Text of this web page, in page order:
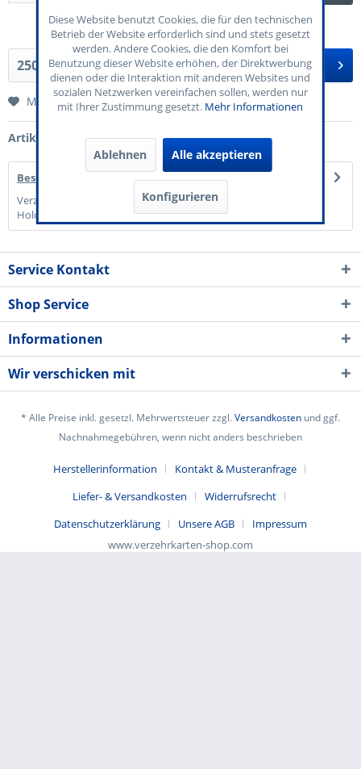
In den Warenkorb
Merken
Artikel-Nr.: 70-520-010
Beschreibung
Verzehrkarten mit Kopierschutz durch beidseitigen silbernen
Hologrammstreifen. Motiv: VIP. Für...mehr
Service Kontakt
Shop Service
Informationen
Wir verschicken mit
* Alle Preise inkl. gesetzl. Mehrwertsteuer zzgl.Versandkosten und ggf.
Nachnahmegebühren, wenn nicht anders beschrieben
Herstellerinformation
Kontakt & Musteranfrage
Liefer- & Versandkosten
Widerrufsrecht
Datenschutzerklärung
Unsere AGB
Impressum
www.verzehrkarten-shop.com
Diese Website benutzt Cookies, die für den technischen
Betrieb der Website erforderlich sind und stets gesetzt
werden. Andere Cookies, die den Komfort bei
Benutzung dieser Website erhöhen, der Direktwerbung
dienen oder die Interaktion mit anderen Websites und
sozialen Netzwerken vereinfachen sollen, werden nur
mit Ihrer Zustimmung gesetzt. Mehr Informationen
Ablehnen Alle akzeptieren
Konfigurieren